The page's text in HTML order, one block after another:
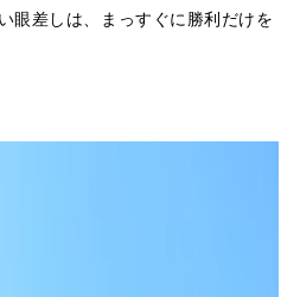
眼差しは、まっすぐに勝利だけを